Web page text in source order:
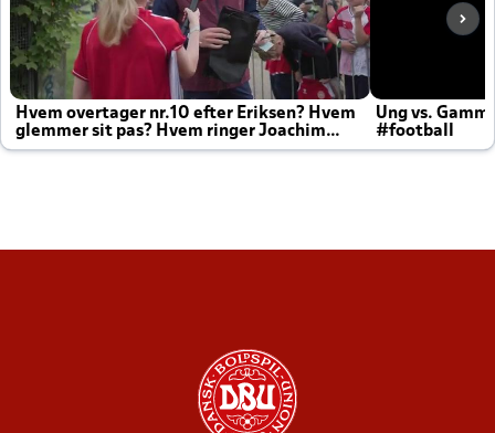
Hvem overtager nr.10 efter Eriksen? Hvem
glemmer sit pas? Hvem ringer Joachim
altid til efter kampe?
Ung vs.
#football